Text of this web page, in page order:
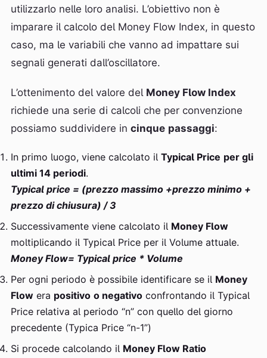
utilizzarlo nelle loro analisi. L’obiettivo non è
imparare il calcolo del Money Flow Index, in questo
caso, ma le variabili che vanno ad impattare sui
segnali generati dall’oscillatore.
L’ottenimento del valore del Money Flow Index
richiede una serie di calcoli che per convenzione
possiamo suddividere in cinque passaggi:
In primo luogo, viene calcolato il Typical Price per gli
ultimi 14 periodi.
Typical price = (prezzo massimo +prezzo minimo +
prezzo di chiusura) / 3
Successivamente viene calcolato il Money Flow
moltiplicando il Typical Price per il Volume attuale.
Money Flow= Typical price * Volume
Per ogni periodo è possibile identificare se il Money
Flow era positivo o negativo confrontando il Typical
Price relativa al periodo “n” con quello del giorno
precedente (Typica Price “n-1”)
Si procede calcolando il Money Flow Ratio